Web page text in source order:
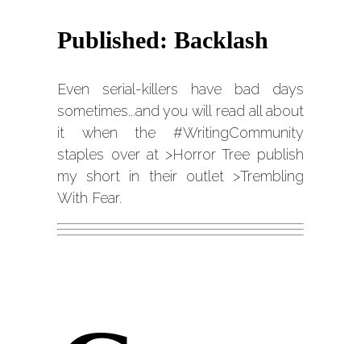
Published: Backlash
Even serial-killers have bad days
sometimes...and you will read all about
it when the #WritingCommunity
staples over at >Horror Tree publish
my short in their outlet >Trembling
With Fear.